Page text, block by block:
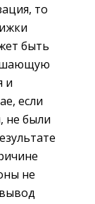
то
быть
и
если
не были
не